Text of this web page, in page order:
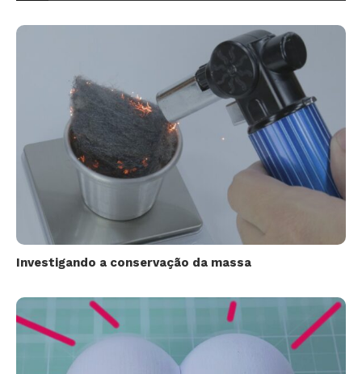
Investigando a conservação da massa